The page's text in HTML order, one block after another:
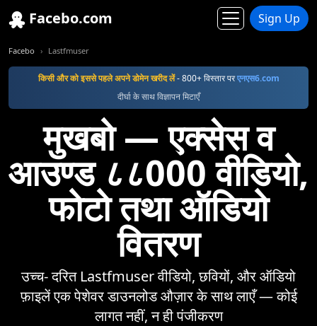
Facebo.com Sign Up
Facebo Lastfmuser
किसी और को इससे पहले अपने डोमेन खरीद लें- 800+ विस्तार परएनएस6.com
दीर्घा के साथ विज्ञापन मिटाएँ
मुखबो — एक्सेस व
आउण्ड ८८000 वीडियो,
फोटो तथा ऑडियो
वितरण
उच्च- दरित Lastfmuser वीडियो, छवियों, और ऑडियो
फ़ाइलें एक पेशेवर डाउनलोड औज़ार के साथ लाएँ — कोई
लागत नहीं, न ही पंजीकरण